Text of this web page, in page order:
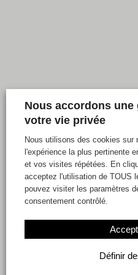
Nous accordons
votre vie privée
Nous utilisons des cookies sur
l'expérience la plus pertinente
et vos visites répétées. En
acceptez l'utilisation de TOUS
pouvez visiter les paramètres
consentement contrôlé.
Définir